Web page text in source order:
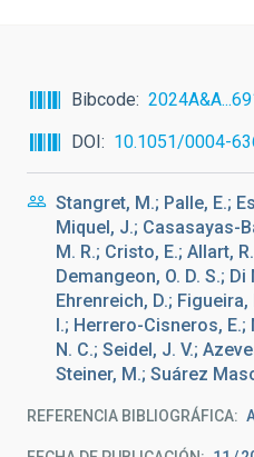
Bibcode
DOI
10.1051/0004-
Stangret, M.; Palle, E.;
Miquel, J.; Casasayas-
M. R.; Cristo, E.; Allart,
Demangeon, O. D. S.;
Ehrenreich, D.;
I.; Herrero-Cisneros, E.;
N. C.; Seidel, J. V.;
Steiner, M.; Suárez
REFERENCIA BIBLIOGRÁFICA